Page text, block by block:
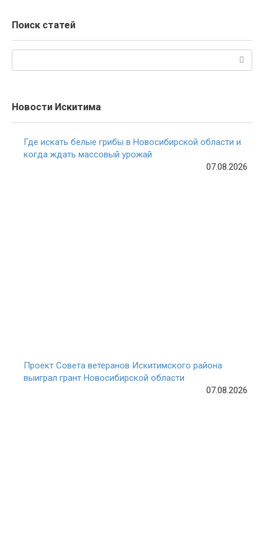
Поиск статей
Новости Искитима
Где искать белые грибы в Новосибирской области и
когда ждать массовый урожай
07.08.2026
Проект Совета ветеранов Искитимского района
выиграл грант Новосибирской области
07.08.2026